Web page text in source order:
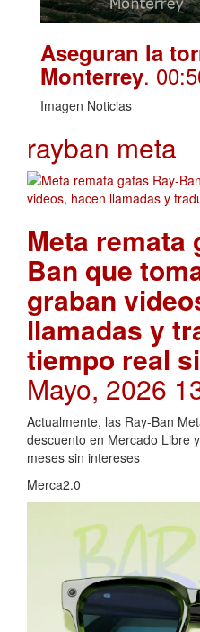
Aseguran la
Monterrey.
Imagen Noticias
rayban meta
Meta remata
Ban que
graban
llamadas y
tiempo real
Mayo, 2026
Actualmente, las Ray-Ban
descuento en Mercado Libre
meses sin intereses
Merca2.0